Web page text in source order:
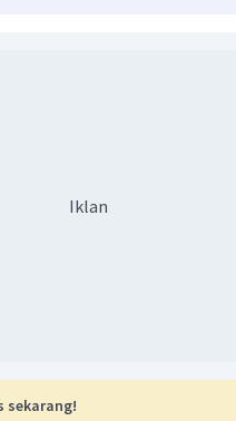
Iklan
sekarang!